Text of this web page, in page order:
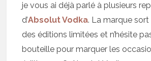
je vous ai déjà parlé à plusieurs
d’Absolut Vodka. La marque
des éditions limitées et n’hésite
bouteille pour marquer les